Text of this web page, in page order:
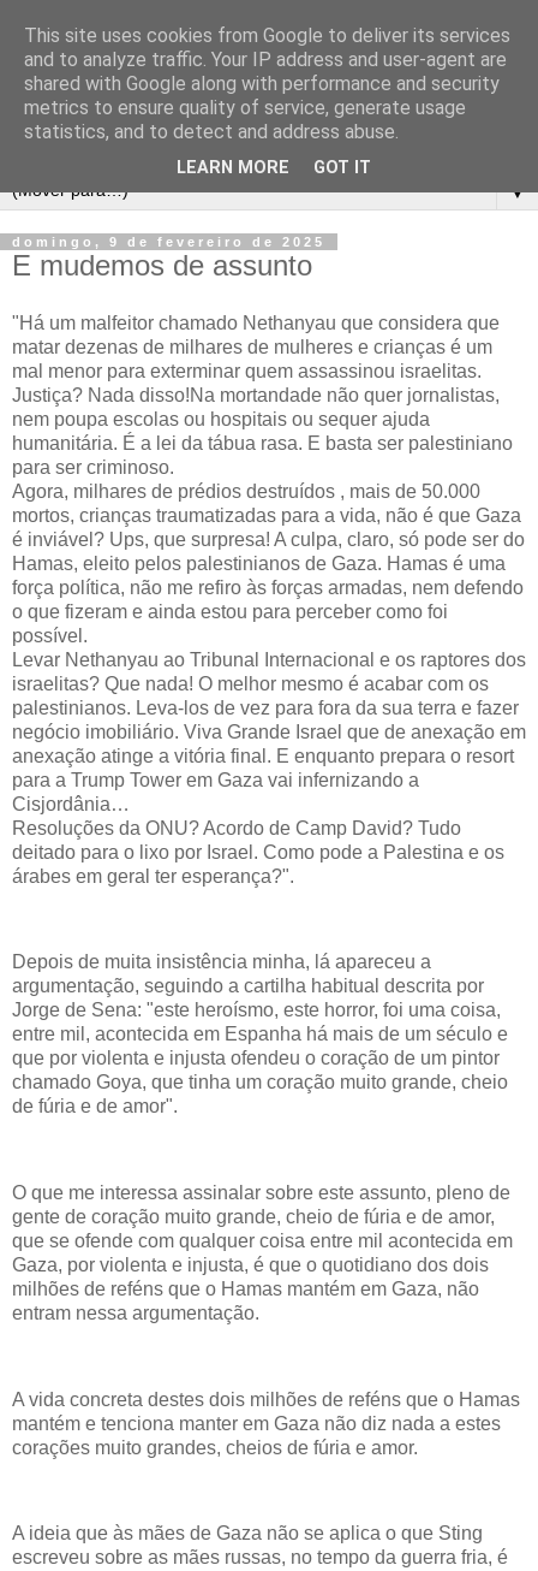
▼
domingo, 9 de fevereiro de 2025
E mudemos de assunto
"Há um malfeitor chamado Nethanyau que considera que
matar dezenas de milhares de mulheres e crianças é um
mal menor para exterminar quem assassinou israelitas.
Justiça? Nada disso!Na mortandade não quer jornalistas,
nem poupa escolas ou hospitais ou sequer ajuda
humanitária. É a lei da tábua rasa. E basta ser palestiniano
para ser criminoso.
Agora, milhares de prédios destruídos , mais de 50.000
mortos, crianças traumatizadas para a vida, não é que Gaza
é inviável? Ups, que surpresa! A culpa, claro, só pode ser do
Hamas, eleito pelos palestinianos de Gaza. Hamas é uma
força política, não me refiro às forças armadas, nem defendo
o que fizeram e ainda estou para perceber como foi
possível.
Levar Nethanyau ao Tribunal Internacional e os raptores dos
israelitas? Que nada! O melhor mesmo é acabar com os
palestinianos. Leva-los de vez para fora da sua terra e fazer
negócio imobiliário. Viva Grande Israel que de anexação em
anexação atinge a vitória final. E enquanto prepara o resort
para a Trump Tower em Gaza vai infernizando a
Cisjordânia…
Resoluções da ONU? Acordo de Camp David? Tudo
deitado para o lixo por Israel. Como pode a Palestina e os
árabes em geral ter esperança?".
Depois de muita insistência minha, lá apareceu a
argumentação, seguindo a cartilha habitual descrita por
Jorge de Sena: "este heroísmo, este horror, foi uma coisa,
entre mil, acontecida em Espanha há mais de um século e
que por violenta e injusta ofendeu o coração de um pintor
chamado Goya, que tinha um coração muito grande, cheio
de fúria e de amor".
O que me interessa assinalar sobre este assunto, pleno de
gente de coração muito grande, cheio de fúria e de amor,
que se ofende com qualquer coisa entre mil acontecida em
Gaza, por violenta e injusta, é que o quotidiano dos dois
milhões de reféns que o Hamas mantém em Gaza, não
entram nessa argumentação.
A vida concreta destes dois milhões de reféns que o Hamas
mantém e tenciona manter em Gaza não diz nada a estes
corações muito grandes, cheios de fúria e amor.
A ideia que às mães de Gaza não se aplica o que Sting
escreveu sobre as mães russas, no tempo da guerra fria, é
This site uses cookies from Google to deliver its services
and to analyze traffic. Your IP address and user-agent are
shared with Google along with performance and security
metrics to ensure quality of service, generate usage
statistics, and to detect and address abuse.
LEARN MORE GOT IT